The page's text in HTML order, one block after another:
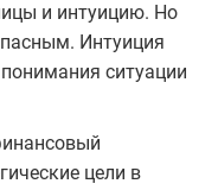
и интуицию. Но
Интуиция
ситуации
цели в